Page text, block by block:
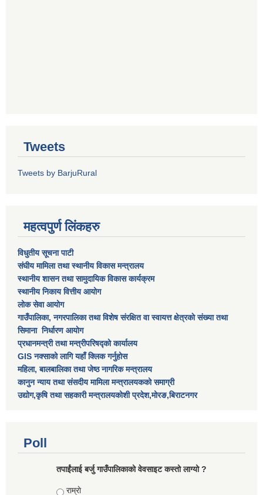
Tweets
Tweets by BarjuRural
महत्वपुर्ण लिंकहरु
विधुतीय सूचना पाटी
संघीय मामिला तथा स्थानीय विकास मन्त्रालय
स्थानीय शासन तथा सामुदायिक विकास कार्यक्रम
स्थानीय निकाय वित्तीय आयोग
लोक सेवा आयोग
गाउँपालिका, नगरपालिका तथा विशेष स‌ंरक्षित वा स्वायत्त क्षेत्रकाे स‌ंख्या तथा
सिमाना निर्धारण आयाेग
प्रधानमन्त्री तथा मन्त्रीपरिषद्को कार्यालय
GIS नक्साको लागि यहाँ क्लिक गर्नुहोस
महिला, बालबालिका तथा जेष्ठ नागरिक मन्त्रालय
कानुन न्याय तथा संसदीय मामिला मन्त्रालयकको समाग्री
उद्योग,कृषि तथा सहकारी मन्त्रालयकोशी प्रदेश,मोरङ,बिराटनगर
Poll
तपाईंलाई बर्जु गाउँपालिकाको वेवसाइट कस्तो लाग्यो ?
Choices
राम्राे